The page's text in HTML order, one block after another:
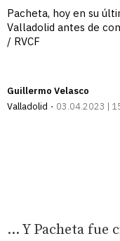
Pacheta, hoy en su
Valladolid antes de
/ RVCF
Guillermo Velasco
Valladolid
03.04.2023 |
... Y Pacheta fue